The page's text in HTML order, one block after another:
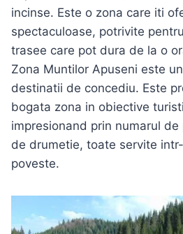
incinse. Este o zona care iti
spectaculoase, potrivite
trasee care pot dura de la o
Zona Muntilor Apuseni este
destinatii de concediu. Este
bogata zona in obiective
impresionand prin numarul
de drumetie, toate servite
poveste.